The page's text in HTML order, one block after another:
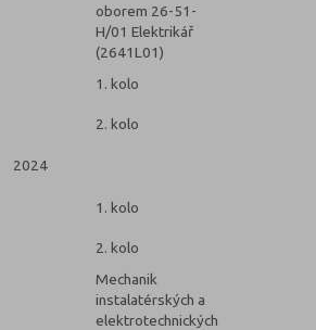
oborem 26-51-
H/01 Elektrikář
(2641L01)
1. kolo
2. kolo
2024
1. kolo
2. kolo
Mechanik
instalatérských a
elektrotechnických